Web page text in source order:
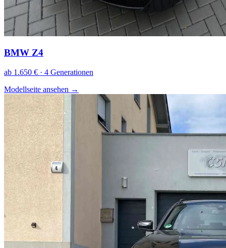
BMW Z4
ab 1.650 € · 4 Generationen
Modellseite ansehen →